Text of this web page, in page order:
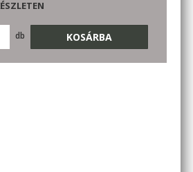
db KOSÁRBA